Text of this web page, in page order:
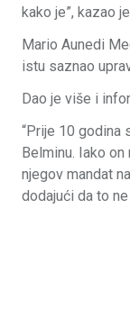
kako je”, kazao
Mario Aunedi
istu saznao
Dao je više i
“Prije 10 godina
Belminu. Iako
njegov mandat
dodajući da to